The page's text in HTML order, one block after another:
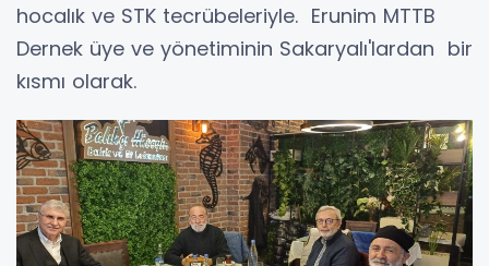
hocalık ve STK tecrübeleriyle. Erunim MTTB
Dernek üye ve yönetiminin Sakaryalı'lardan bir
kısmı olarak.